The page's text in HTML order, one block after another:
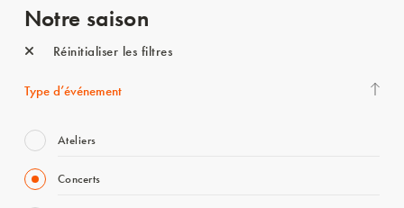
Notre saison
Réinitialiser les filtres
Type d’événement
Ateliers
Concerts